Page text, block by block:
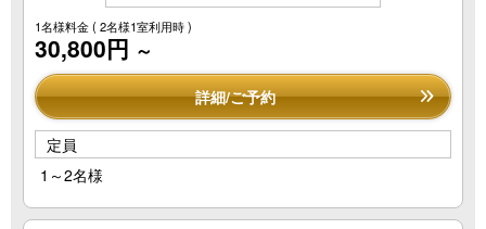
1名様料金( 2名様1室利用時 )
30,800円 ～
詳細/ご予約
定員
1～2名様